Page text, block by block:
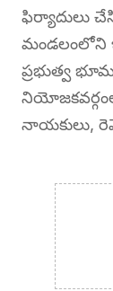
ఫిర్యాదులు
మండలంలోని
ప్రభుత్వ
నాయకులు,